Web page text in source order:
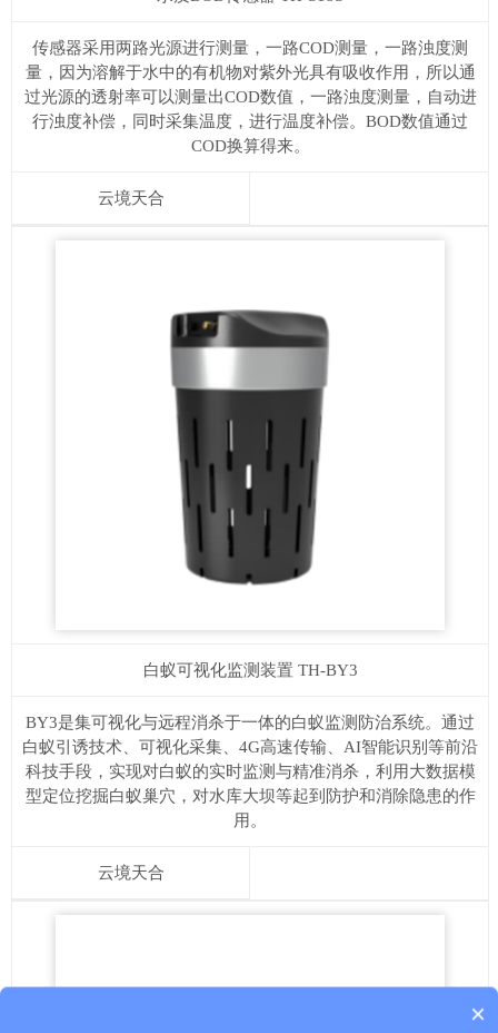
传感器采用两路光源进行测量，一路COD测量，一路浊度测
量，因为溶解于水中的有机物对紫外光具有吸收作用，所以通
过光源的透射率可以测量出COD数值，一路浊度测量，自动进
行浊度补偿，同时采集温度，进行温度补偿。BOD数值通过
COD换算得来。
云境天合
白蚁可视化监测装置 TH-BY3
BY3是集可视化与远程消杀于一体的白蚁监测防治系统。通过
白蚁引诱技术、可视化采集、4G高速传输、AI智能识别等前沿
科技手段，实现对白蚁的实时监测与精准消杀，利用大数据模
型定位挖掘白蚁巢穴，对水库大坝等起到防护和消除隐患的作
用。
云境天合
质保时间是多久？
×